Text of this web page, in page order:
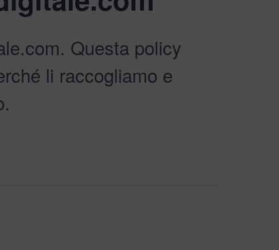
Questa policy
li raccogliamo e